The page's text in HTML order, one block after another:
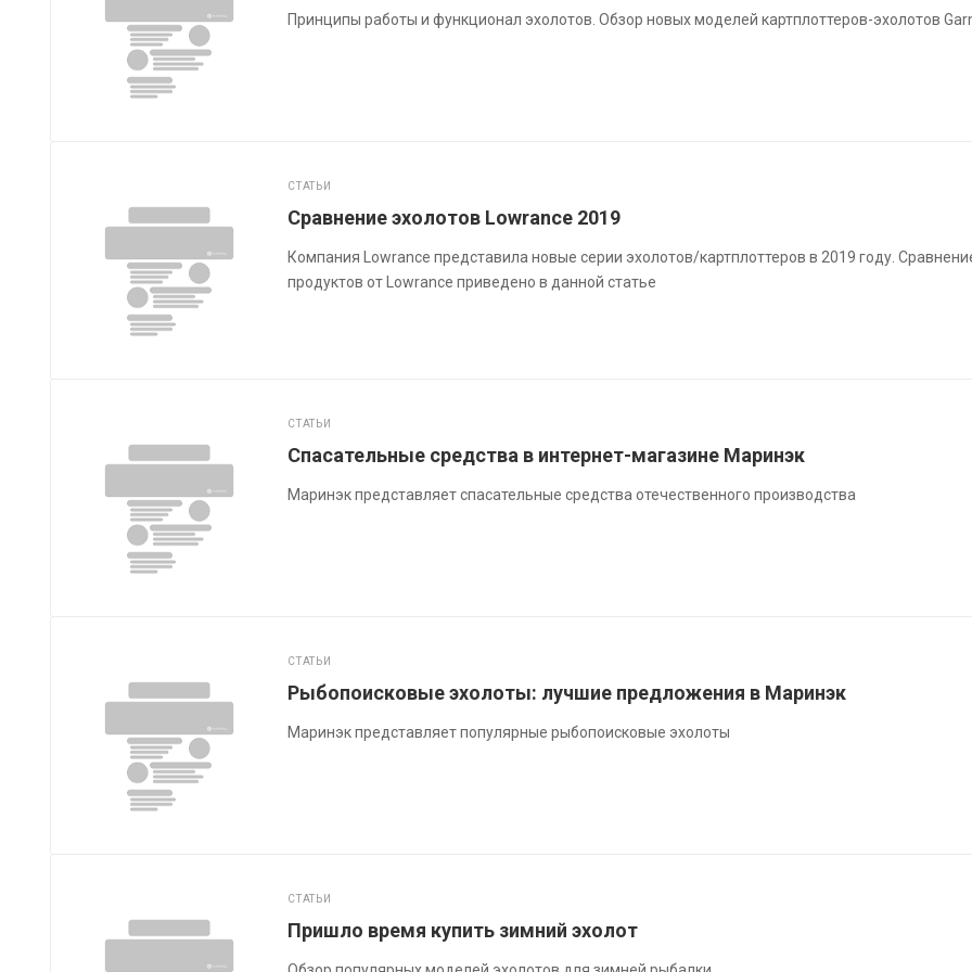
Принципы работы и функционал эхолотов. Обзор новых моделей картплоттеров-эхолотов
СТАТЬИ
Сравнение эхолотов Lowrance 2019
Компания Lowrance представила новые серии эхолотов/картплоттеров в 2019 году.
продуктов от Lowrance приведено в данной статье
СТАТЬИ
Спасательные средства в интернет-магазине Маринэк
Маринэк представляет спасательные средства отечественного производства
СТАТЬИ
Рыбопоисковые эхолоты: лучшие предложения в Маринэк
Маринэк представляет популярные рыбопоисковые эхолоты
СТАТЬИ
Пришло время купить зимний эхолот